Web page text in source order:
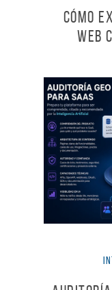
Cómo
web